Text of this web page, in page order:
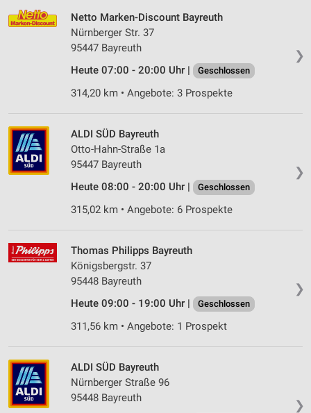
❯
Netto Marken-Discount Bayreuth
Nürnberger Str. 37
95447 Bayreuth
Heute 07:00 - 20:00 Uhr |
Geschlossen
314,20 km • Angebote: 3 Prospekte
❯
ALDI SÜD Bayreuth
Otto-Hahn-Straße 1a
95447 Bayreuth
Heute 08:00 - 20:00 Uhr |
Geschlossen
315,02 km • Angebote: 6 Prospekte
❯
Thomas Philipps Bayreuth
Königsbergstr. 37
95448 Bayreuth
Heute 09:00 - 19:00 Uhr |
Geschlossen
311,56 km • Angebote: 1 Prospekt
❯
ALDI SÜD Bayreuth
Nürnberger Straße 96
95448 Bayreuth